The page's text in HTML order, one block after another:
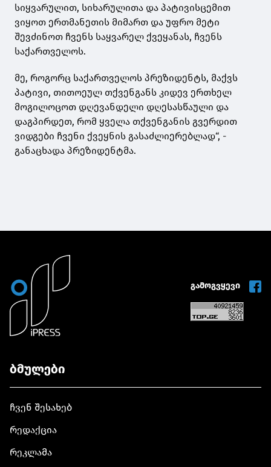
სიყვარულით, სიხარულითა და პატივისცემით
ვიყოთ ერთმანეთის მიმართ და უფრო მეტი
შევძინოთ ჩვენს საყვარელ ქვეყანას, ჩვენს
საქართველოს.
მე, როგორც საქართველოს პრეზიდენტს, მაქვს
პატივი, თითოეულ თქვენგანს კიდევ ერთხელ
მოგილოცოთ დღევანდელი დღესასწაული და
დაგპირდეთ, რომ ყველა თქვენგანის გვერდით
ვიდგები ჩვენი ქვეყნის გასაძლიერებლად“, -
განაცხადა პრეზიდენტმა.
გამოგვყევი
ბმულები
ჩვენ შესახებ
რედაქცია
რეკლამა